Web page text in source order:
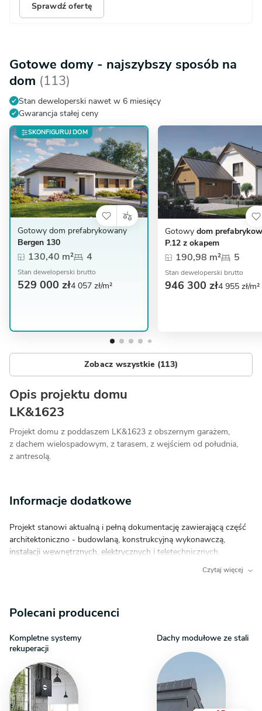
Sprawdź ofertę
Gotowe domy - najszybszy sposób na
dom (113)
Stan deweloperski nawet w 6 miesięcy
Gwarancja stałej ceny
SKONFIGURUJ DOM
Gotowy dom prefabrykowany
Bergen 130
130,40 m² 4
Stan deweloperski brutto
529 000 zł4 057 zł/m²
Gotowy dom
P.12 z okapem
190,98 m² 5
Stan deweloperski brutto
946 300 zł4 955 zł/m²
Zobacz wszystkie (113)
Opis projektu domu
LK&1623
Projekt domu z poddaszem LK&1623 z obszernym garażem,
z dachem wielospadowym, z tarasem, z wejściem od południa,
z antresolą.
Informacje dodatkowe
Projekt stanowi aktualną i pełną dokumentację zawierającą część
architektoniczno - budowlaną, konstrukcyjną wykonawczą,
instalacji wewnętrznych, elektrycznych i teletechnicznych,
Dokumentacja zabezpieczona jest specjalną plombą, której
projekt domu idealnie na nią pasuje.
Czytaj więcej
Polecani producenci
Kompletne systemy
rekuperacji
Dachy modułowe ze stali